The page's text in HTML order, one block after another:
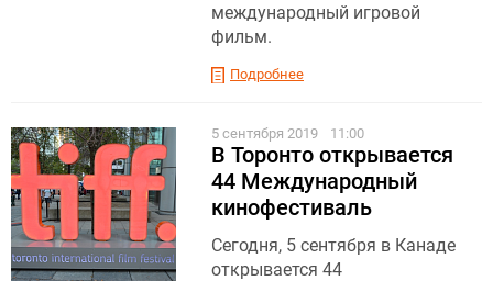
международный игровой
фильм.
Подробнее
5 сентября 2019 11:00
В Торонто открывается
44 Международный
кинофестиваль
Сегодня, 5 сентября в Канаде
открывается 44